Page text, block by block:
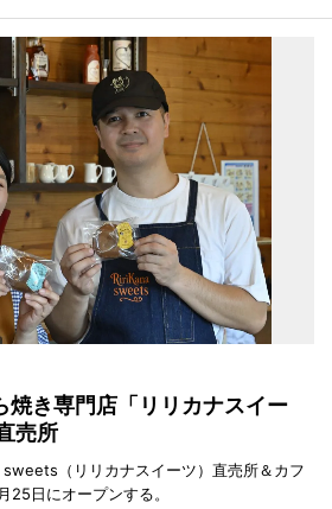
焼き専門店「リリカナスイー
売所
（リリカナスイーツ）直売所＆カフ
25日にオープンする。